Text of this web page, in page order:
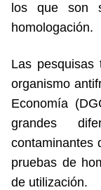
los que son
homologación.
Las pesquisas
organismo
Economía
grandes
contaminantes
pruebas de
de utilización.